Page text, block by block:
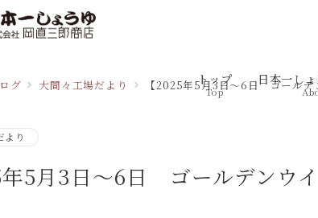
トップ
Top
日本一し
グ 大間々工場だより 【2025年5月3日～6日 ゴールデ
より
年5月3日～6日 ゴールデンウイ